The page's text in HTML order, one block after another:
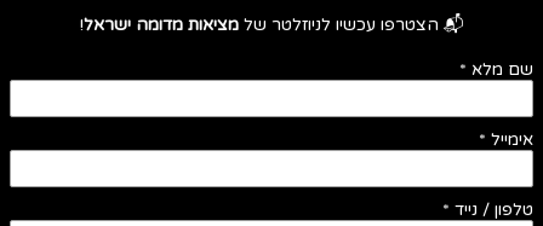
📬 הצטרפו עכשיו לניוזלטר של מציאות מדומה ישראל!
שם מלא *
אימייל *
טלפון / נייד *